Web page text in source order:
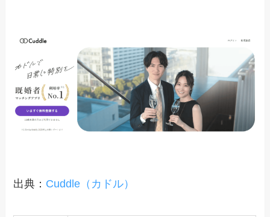
出典： Cuddle（カドル）